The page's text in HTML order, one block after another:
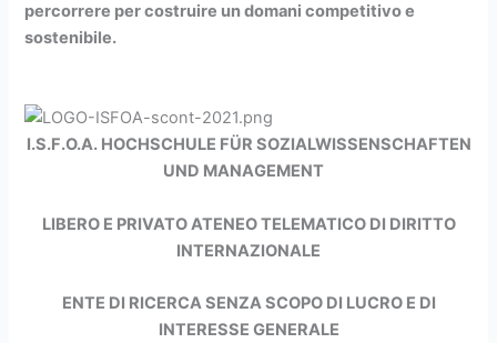
percorrere per costruire un domani competitivo e
sostenibile.
I.S.F.O.A. HOCHSCHULE FÜR SOZIALWISSENSCHAFTEN
UND MANAGEMENT
LIBERO E PRIVATO ATENEO TELEMATICO DI DIRITTO
INTERNAZIONALE
ENTE DI RICERCA SENZA SCOPO DI LUCRO E DI
INTERESSE GENERALE